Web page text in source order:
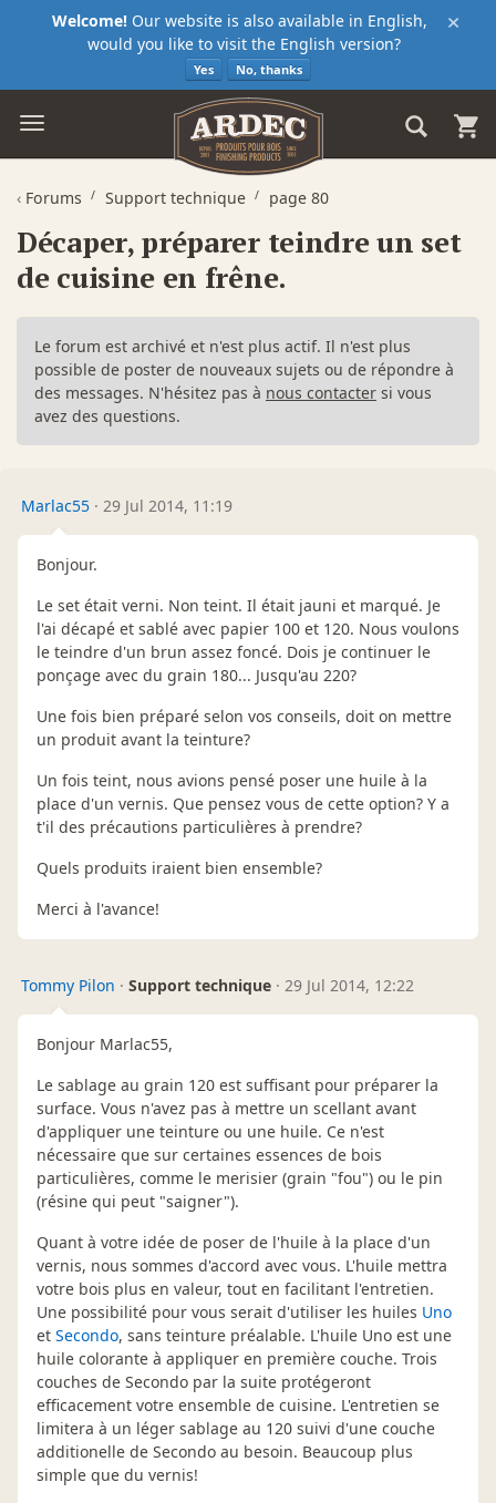
×
Welcome! Our website is also available in English,
would you like to visit the English version?
Yes No, thanks
‹ Forums Support technique page 80
Décaper, préparer teindre un set
de cuisine en frêne.
Le forum est archivé et n'est plus actif. Il n'est plus
possible de poster de nouveaux sujets ou de répondre à
des messages. N'hésitez pas à nous contacter si vous
avez des questions.
Marlac55 · 29 Jul 2014, 11:19
Bonjour.
Le set était verni. Non teint. Il était jauni et marqué. Je
l'ai décapé et sablé avec papier 100 et 120. Nous voulons
le teindre d'un brun assez foncé. Dois je continuer le
ponçage avec du grain 180... Jusqu'au 220?
Une fois bien préparé selon vos conseils, doit on mettre
un produit avant la teinture?
Un fois teint, nous avions pensé poser une huile à la
place d'un vernis. Que pensez vous de cette option? Y a
t'il des précautions particulières à prendre?
Quels produits iraient bien ensemble?
Merci à l'avance!
Tommy Pilon · Support technique · 29 Jul 2014, 12:22
Bonjour Marlac55,
Le sablage au grain 120 est suffisant pour préparer la
surface. Vous n'avez pas à mettre un scellant avant
d'appliquer une teinture ou une huile. Ce n'est
nécessaire que sur certaines essences de bois
particulières, comme le merisier (grain "fou") ou le pin
(résine qui peut "saigner").
Quant à votre idée de poser de l'huile à la place d'un
vernis, nous sommes d'accord avec vous. L'huile mettra
votre bois plus en valeur, tout en facilitant l'entretien.
Une possibilité pour vous serait d'utiliser les huiles Uno
et Secondo, sans teinture préalable. L'huile Uno est une
huile colorante à appliquer en première couche. Trois
couches de Secondo par la suite protégeront
efficacement votre ensemble de cuisine. L'entretien se
limitera à un léger sablage au 120 suivi d'une couche
additionelle de Secondo au besoin. Beaucoup plus
simple que du vernis!